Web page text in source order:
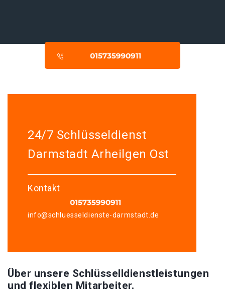
24/7 Schlüsseldienst
Darmstadt Arheilgen Ost
Kontakt
info@schluesseldienste-darmstadt.de
Über unsere Schlüsselldienstleistungen
und flexiblen Mitarbeiter.